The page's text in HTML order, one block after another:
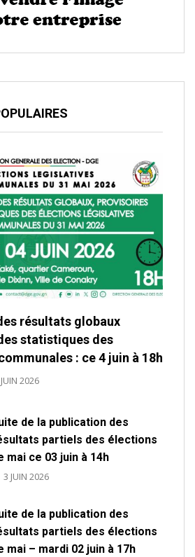
résultats globaux
statistiques des
: ce 4 juin à 18h
2026
de la publication des
partiels des élections
mai ce 03 juin à 14h
3 JUIN 2026
de la publication des
partiels des élections
mai – mardi 02 juin à 17h